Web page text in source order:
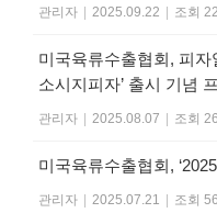
관리자 2025.09.22 조회
미국육류수출협회, 피자
소시지피자’ 출시 기념
관리자 2025.08.07 조회
미국육류수출협회,
관리자 2025.07.21 조회